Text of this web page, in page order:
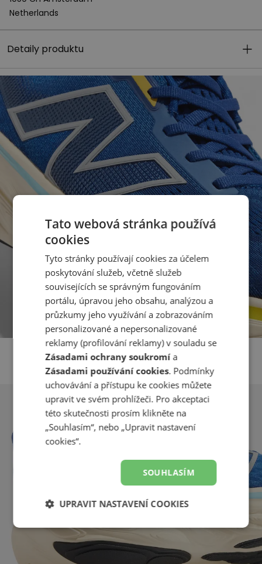
Netherlands
Detaily produktu
Tato webová stránka používá
cookies
Tyto stránky používají cookies za účelem
poskytování služeb, včetně služeb
souvisejících se správným fungováním
portálu, úpravou jeho obsahu, analýzou a
průzkumy jeho využívání a zobrazováním
personalizované a nepersonalizované
reklamy (profilování reklamy) v souladu se
Zásadami ochrany soukromía
Zásadami používání cookies. Podmínky
uchovávání a přístupu ke cookies můžete
upravit ve svém prohlížeči. Pro akceptaci
této skutečnosti prosím klikněte na
„Souhlasím“, nebo „Upravit nastavení
cookies“.
SOUHLASÍM
UPRAVIT NASTAVENÍ COOKIES